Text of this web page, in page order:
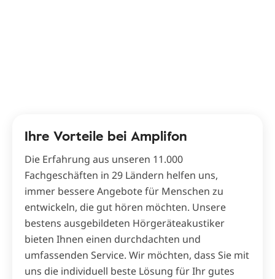
Ihre Vorteile bei Amplifon
Die Erfahrung aus unseren 11.000
Fachgeschäften in 29 Ländern helfen uns,
immer bessere Angebote für Menschen zu
entwickeln, die gut hören möchten. Unsere
bestens ausgebildeten Hörgeräteakustiker
bieten Ihnen einen durchdachten und
umfassenden Service. Wir möchten, dass Sie mit
uns die individuell beste Lösung für Ihr gutes